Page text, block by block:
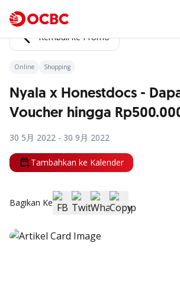
Kembali ke Promo
Online Shopping
Nyala x Honestdocs -
Voucher hingga
30 5月 2022 - 30 9月 2022
Tambahkan ke Kalender
Bagikan Ke